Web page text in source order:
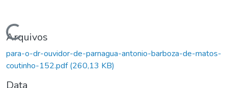
Carregando...
Arquivos
para-o-dr-ouvidor-de-parnagua-antonio-barboza-de-matos-
coutinho-152.pdf(260,13 KB)
Data